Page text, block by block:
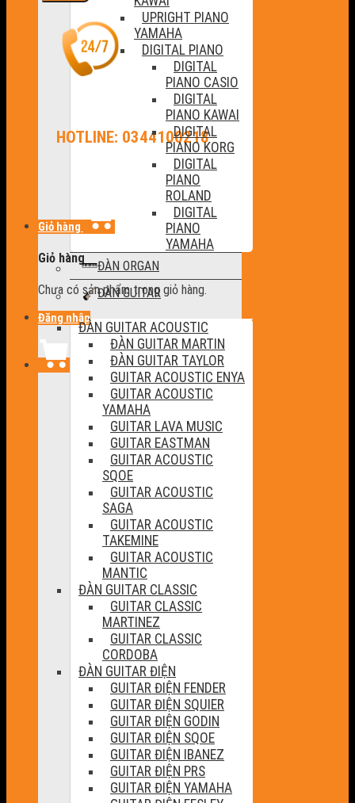
HOTLINE: 0344100218
Giỏ hàng
Giỏ hàng
Chưa có sản phẩm trong giỏ hàng.
Đăng nhập
UPRIGHT PIANO
YAMAHA
DIGITAL PIANO
DIGITAL
PIANO CASIO
DIGITAL
PIANO KAWAI
DIGITAL
PIANO KORG
DIGITAL
PIANO
ROLAND
DIGITAL
PIANO
YAMAHA
ĐÀN ORGAN
ĐÀN GUITAR
ĐÀN GUITAR ACOUSTIC
ĐÀN GUITAR MARTIN
ĐÀN GUITAR TAYLOR
GUITAR ACOUSTIC ENYA
GUITAR ACOUSTIC
YAMAHA
GUITAR LAVA MUSIC
GUITAR EASTMAN
GUITAR ACOUSTIC
SQOE
GUITAR ACOUSTIC
SAGA
GUITAR ACOUSTIC
TAKEMINE
GUITAR ACOUSTIC
MANTIC
ĐÀN GUITAR CLASSIC
GUITAR CLASSIC
MARTINEZ
GUITAR CLASSIC
CORDOBA
ĐÀN GUITAR ĐIỆN
GUITAR ĐIỆN FENDER
GUITAR ĐIỆN SQUIER
GUITAR ĐIỆN GODIN
GUITAR ĐIỆN SQOE
GUITAR ĐIỆN IBANEZ
GUITAR ĐIỆN PRS
GUITAR ĐIỆN YAMAHA